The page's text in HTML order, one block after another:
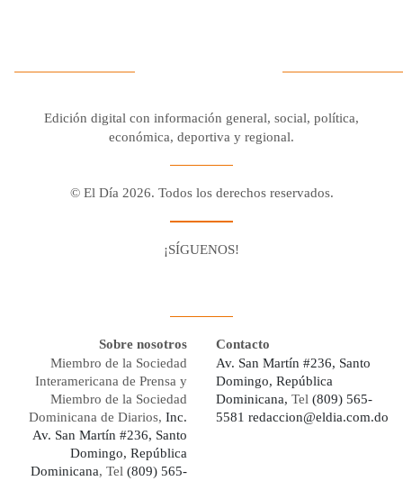
Edición digital con información general, social, política,
económica, deportiva y regional.
© El Día 2026. Todos los derechos reservados.
¡SÍGUENOS!
Sobre nosotros
Miembro de la Sociedad
Interamericana de Prensa y
Miembro de la Sociedad
Dominicana de Diarios, Inc.
Av. San Martín #236, Santo
Domingo, República
Dominicana, Tel (809) 565-
Contacto
Av. San Martín #236, Santo
Domingo, República
Dominicana, Tel (809) 565-
5581 redaccion@eldia.com.do